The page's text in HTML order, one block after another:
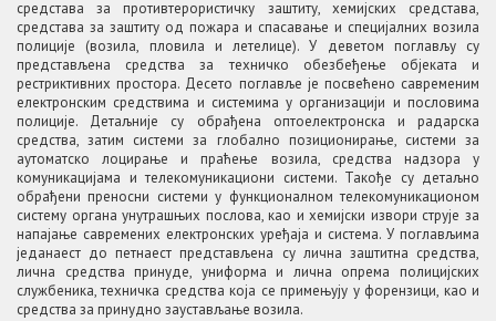
средстава за противтерористичку заштиту, хемијских средстава,
средстава за заштиту од пожара и спасавање и специјалних возила
полиције (возила, пловила и летелице). У деветом поглављу су
представљена средства за техничко обезбеђење објеката и
рестриктивних простора. Десето поглавље је посвећено савременим
електронским средствима и системима у организацији и пословима
полиције. Детаљније су обрађена оптоелектронска и радарска
средства, затим системи за глобално позиционирање, системи за
аутоматско лоцирање и праћење возила, средства надзора у
комуникацијама и телекомуникациони системи. Такође су детаљно
обрађени преносни системи у функционалном телекомуникационом
систему органа унутрашњих послова, као и хемијски извори струје за
напајање савремених електронских уређаја и система. У поглављима
једанаест до петнаест представљена су лична заштитна средства,
лична средства принуде, униформа и лична опрема полицијских
службеника, техничка средства која се примењују у форензици, као и
средства за принудно заустављање возила.